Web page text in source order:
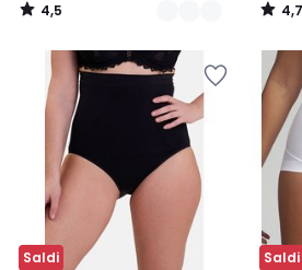
4,5
/
4,7
/
Saldi Saldi